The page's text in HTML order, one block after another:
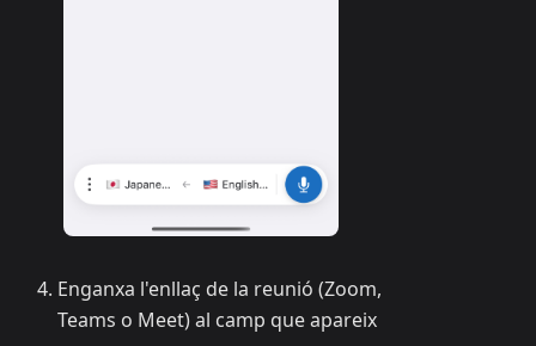
Enganxa l'enllaç de la reunió (Zoom,
Teams o Meet) al camp que apareix